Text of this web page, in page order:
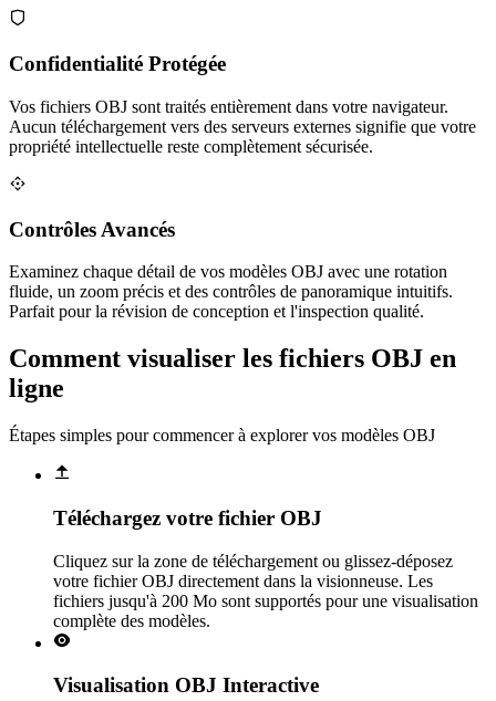
Confidentialité Protégée
Vos fichiers OBJ sont traités entièrement dans votre navigateur.
Aucun téléchargement vers des serveurs externes signifie que votre
propriété intellectuelle reste complètement sécurisée.
Contrôles Avancés
Examinez chaque détail de vos modèles OBJ avec une rotation
fluide, un zoom précis et des contrôles de panoramique intuitifs.
Parfait pour la révision de conception et l'inspection qualité.
Comment visualiser les fichiers OBJ en
ligne
Étapes simples pour commencer à explorer vos modèles OBJ
Téléchargez votre fichier OBJ
Cliquez sur la zone de téléchargement ou glissez-déposez
votre fichier OBJ directement dans la visionneuse. Les
fichiers jusqu'à 200 Mo sont supportés pour une visualisation
complète des modèles.
Visualisation OBJ Interactive